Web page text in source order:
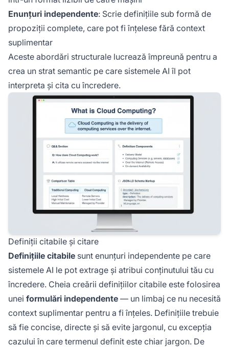
Enunțuri independente: Scrie definițiile sub formă de
propoziții complete, care pot fi înțelese fără context
suplimentar
Aceste abordări structurale lucrează împreună pentru a
crea un strat semantic pe care sistemele AI îl pot
interpreta și cita cu încredere.
Definiții citabile și citare
Definițiile citabile sunt enunțuri independente pe care
sistemele AI le pot extrage și atribui conținutului tău cu
încredere. Cheia creării definițiilor citabile este folosirea
unei formulări independente — un limbaj ce nu necesită
context suplimentar pentru a fi înțeles. Definițiile trebuie
să fie concise, directe și să evite jargonul, cu excepția
cazului în care termenul definit este chiar jargon. De